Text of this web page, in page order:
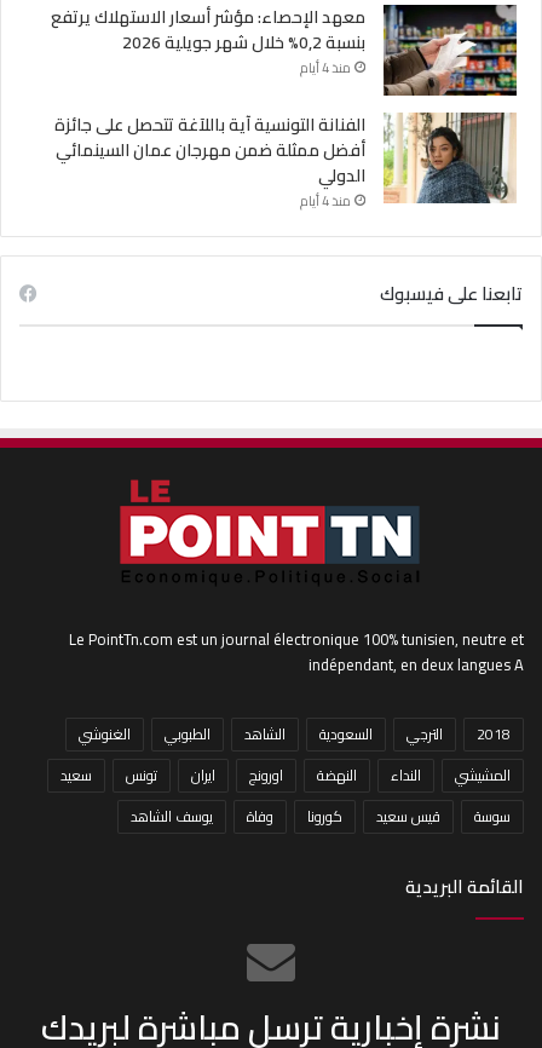
معهد الإحصاء: مؤشر أسعار الاستهلاك يرتفع
بنسبة 0,2% خلال شهر جويلية 2026
منذ 4 أيام
الفنانة التونسية آية باللآغة تتحصل على جائزة
أفضل ممثلة ضمن مهرجان عمان السينمائي
الدولي
منذ 4 أيام
تابعنا على فيسبوك
Le PointTn.com est un journal électronique 100% tunisien, neutre et
indépendant, en deux langues A
2018 الترجي السعودية الشاهد الطبوبي
الغنوشي
المشيشي
النداء النهضة اورونج ايران تونس
سعيد
سوسة
قيس سعيد كورونا وفاة يوسف الشاهد
القائمة البريدية
نشرة إخبارية ترسل مباشرة لبريدك